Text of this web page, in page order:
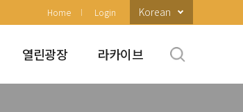
Home Login Korean
열린광장 라카이브